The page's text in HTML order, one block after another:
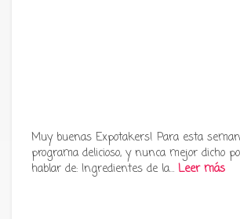
Muy buenas Expotakers! Para esta
programa delicioso, y nunca mejor dicho
hablar de: Ingredientes de la… Leer más